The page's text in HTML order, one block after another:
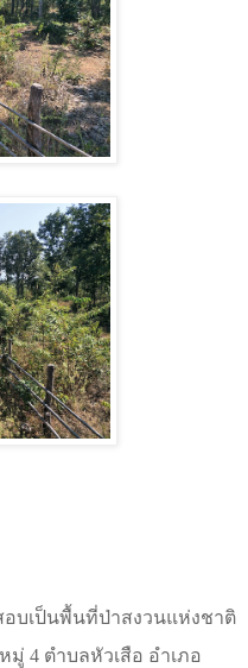
อบเป็นพื้นที่ป่าสงวนแห่งชาติ
4 ตำบลหัวเสือ อำเภอ